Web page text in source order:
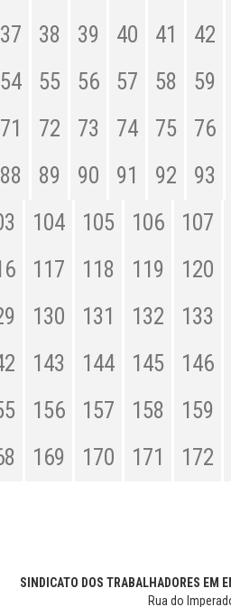
37 38 39 40 41 42
54 55 56 57 58 59
71 72 73 74 75 76
88 89 90 91 92 93
104 105 106 107
117 118 119 120
130 131 132 133
143 144 145 146
156 157 158 159
169 170 171 172
SINDICATO DOS TRABALHADORES EM
Rua do